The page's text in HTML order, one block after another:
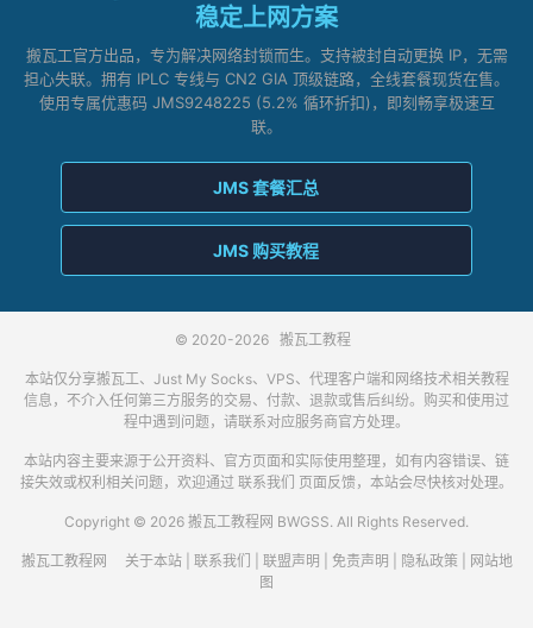
稳定上网方案
搬瓦工官方出品，专为解决网络封锁而生。支持被封自动更换 IP，无需
担心失联。拥有 IPLC 专线与 CN2 GIA 顶级链路，全线套餐现货在售。
使用专属优惠码 JMS9248225 (5.2% 循环折扣)，即刻畅享极速互
联。
JMS 套餐汇总
JMS 购买教程
© 2020-2026 搬瓦工教程
本站仅分享搬瓦工、Just My Socks、VPS、代理客户端和网络技术相关教程
信息，不介入任何第三方服务的交易、付款、退款或售后纠纷。购买和使用过
程中遇到问题，请联系对应服务商官方处理。
本站内容主要来源于公开资料、官方页面和实际使用整理，如有内容错误、链
接失效或权利相关问题，欢迎通过 联系我们 页面反馈，本站会尽快核对处理。
Copyright © 2026 搬瓦工教程网 BWGSS. All Rights Reserved.
搬瓦工教程网 关于本站| 联系我们 联盟声明 免责声明 隐私政策
网站地
图